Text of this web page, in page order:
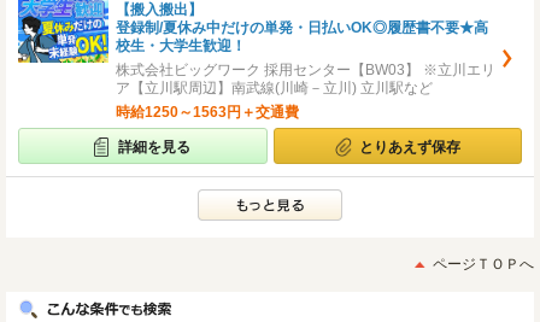
【搬入搬出】
登録制/夏休み中だけの単発・日払いOK◎履歴書不要★高
校生・大学生歓迎！
株式会社ビッグワーク 採用センター【BW03】 ※立川エリ
ア【立川駅周辺】南武線(川崎－立川) 立川駅など
時給1250～1563円＋交通費
詳細を見る とりあえず保存
ページＴＯＰへ